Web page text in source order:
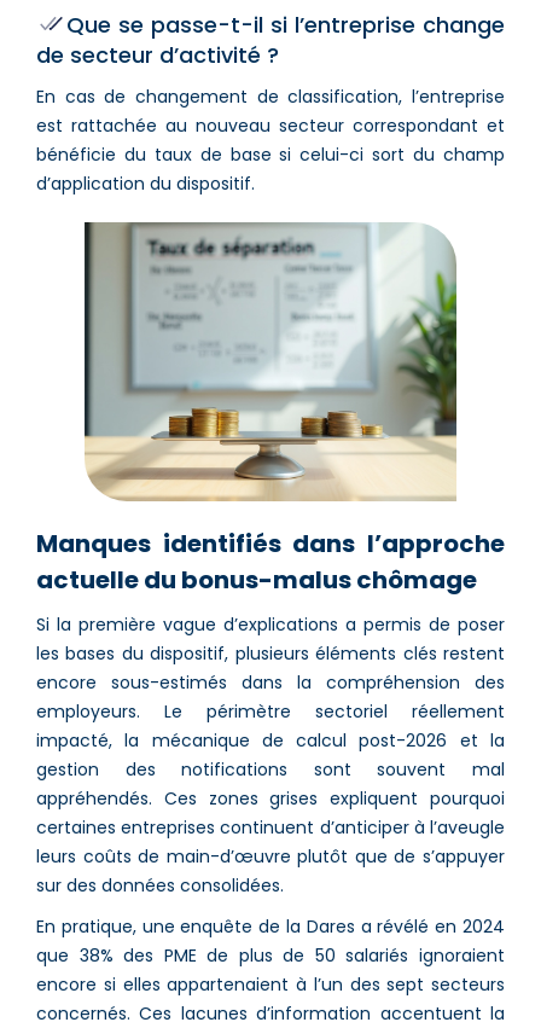
Que se passe-t-il si l’entreprise change
de secteur d’activité ?
En cas de changement de classification, l’entreprise
est rattachée au nouveau secteur correspondant et
bénéficie du taux de base si celui-ci sort du champ
d’application du dispositif.
Manques identifiés dans l’approche
actuelle du bonus-malus chômage
Si la première vague d’explications a permis de poser
les bases du dispositif, plusieurs éléments clés restent
encore sous-estimés dans la compréhension des
employeurs. Le périmètre sectoriel réellement
impacté, la mécanique de calcul post-2026 et la
gestion des notifications sont souvent mal
appréhendés. Ces zones grises expliquent pourquoi
certaines entreprises continuent d’anticiper à l’aveugle
leurs coûts de main-d’œuvre plutôt que de s’appuyer
sur des données consolidées.
En pratique, une enquête de la Dares a révélé en 2024
que 38% des PME de plus de 50 salariés ignoraient
encore si elles appartenaient à l’un des sept secteurs
concernés. Ces lacunes d’information accentuent la